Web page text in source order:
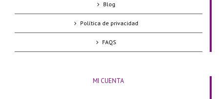
Blog
Política de privacidad
FAQS
MI CUENTA